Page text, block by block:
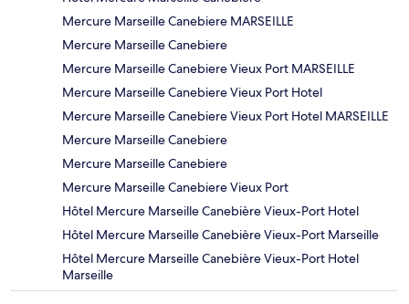
Mercure Marseille Canebiere MARSEILLE
Mercure Marseille Canebiere
Mercure Marseille Canebiere Vieux Port MARSEILLE
Mercure Marseille Canebiere Vieux Port Hotel
Mercure Marseille Canebiere Vieux Port Hotel MARSEILLE
Mercure Marseille Canebiere
Mercure Marseille Canebiere
Mercure Marseille Canebiere Vieux Port
Hôtel Mercure Marseille Canebière Vieux-Port Hotel
Hôtel Mercure Marseille Canebière Vieux-Port Marseille
Hôtel Mercure Marseille Canebière Vieux-Port Hotel
Marseille